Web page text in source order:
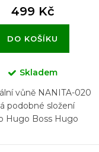
499 Kč
DO KOŠÍKU
Skladem
vůně NANITA-020
podobné složení
Hugo Boss Hugo